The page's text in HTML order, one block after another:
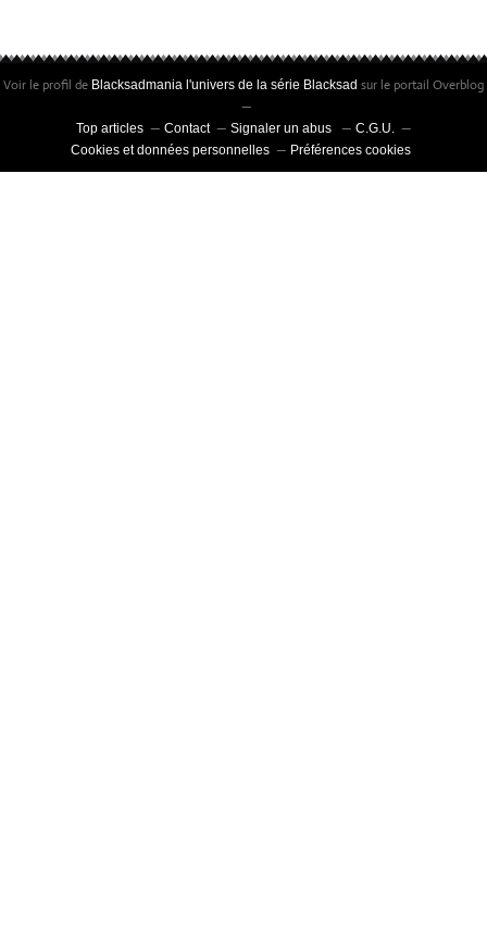
Voir le profil de Blacksadmania l'univers de la série Blacksad sur le portail Overblog
Top articles Contact Signaler un abus
C.G.U.
Cookies et données personnelles
Préférences cookies